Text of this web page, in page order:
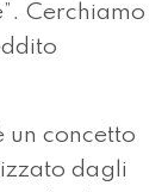
Cerchiamo
un concetto
dagli